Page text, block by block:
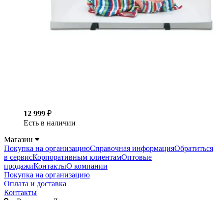
12 999 ₽
Есть в наличии
Магазин
Покупка на организациюСправочная информацияОбратиться
в сервисКорпоративным клиентамОптовые
продажиКонтактыО компании
Покупка на организацию
Оплата и доставка
Контакты